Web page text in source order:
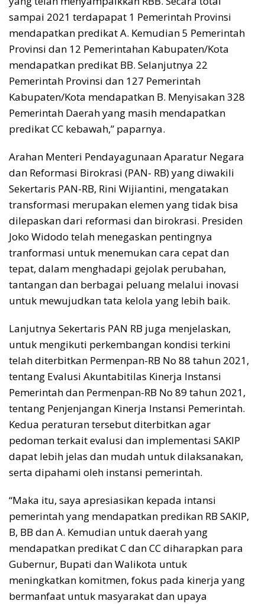
sampai 2021 terdapapat 1 Pemerintah Provinsi
mendapatkan predikat A. Kemudian 5 Pemerintah
Provinsi dan 12 Pemerintahan Kabupaten/Kota
mendapatkan predikat BB. Selanjutnya 22
Pemerintah Provinsi dan 127 Pemerintah
Kabupaten/Kota mendapatkan B. Menyisakan 328
Pemerintah Daerah yang masih mendapatkan
predikat CC kebawah,” paparnya.
Arahan Menteri Pendayagunaan Aparatur Negara
dan Reformasi Birokrasi (PAN- RB) yang diwakili
Sekertaris PAN-RB, Rini Wijiantini, mengatakan
transformasi merupakan elemen yang tidak bisa
dilepaskan dari reformasi dan birokrasi. Presiden
Joko Widodo telah menegaskan pentingnya
tranformasi untuk menemukan cara cepat dan
tepat, dalam menghadapi gejolak perubahan,
tantangan dan berbagai peluang melalui inovasi
untuk mewujudkan tata kelola yang lebih baik.
Lanjutnya Sekertaris PAN RB juga menjelaskan,
untuk mengikuti perkembangan kondisi terkini
telah diterbitkan Permenpan-RB No 88 tahun 2021,
tentang Evalusi Akuntabitilas Kinerja Instansi
Pemerintah dan Permenpan-RB No 89 tahun 2021,
tentang Penjenjangan Kinerja Instansi Pemerintah.
Kedua peraturan tersebut diterbitkan agar
pedoman terkait evalusi dan implementasi SAKIP
dapat lebih jelas dan mudah untuk dilaksanakan,
serta dipahami oleh instansi pemerintah.
“Maka itu, saya apresiasikan kepada intansi
pemerintah yang mendapatkan predikan RB SAKIP,
B, BB dan A. Kemudian untuk daerah yang
mendapatkan predikat C dan CC diharapkan para
Gubernur, Bupati dan Walikota untuk
meningkatkan komitmen, fokus pada kinerja yang
bermanfaat untuk masyarakat dan upaya